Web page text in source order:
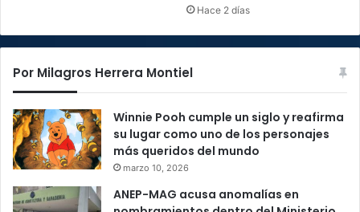
Hace 2 días
Por Milagros Herrera Montiel
Winnie Pooh cumple un siglo y reafirma
su lugar como uno de los personajes
más queridos del mundo
marzo 10, 2026
ANEP-MAG acusa anomalías en